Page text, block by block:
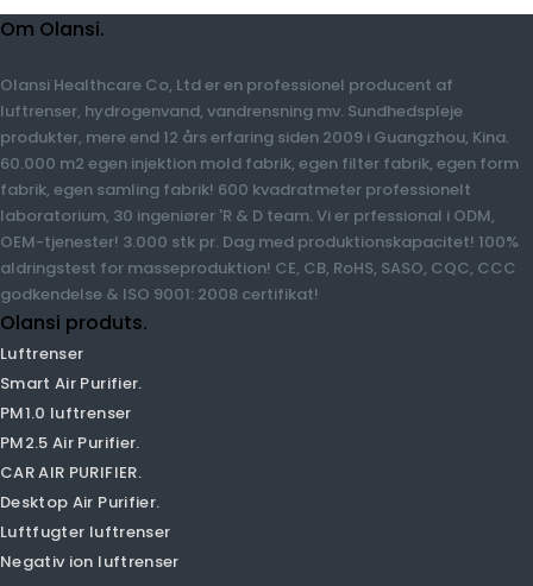
Olansi Healthcare Co, Ltd er en professionel producent af
luftrenser, hydrogenvand, vandrensning mv. Sundhedspleje
produkter, mere end 12 års erfaring siden 2009 i Guangzhou, Kina.
60.000 m2 egen injektion mold fabrik, egen filter fabrik, egen
form fabrik, egen samling fabrik! 600 kvadratmeter
professionelt laboratorium, 30 ingeniører 'R & D team. Vi er
prfessional i ODM, OEM-tjenester! 3.000 stk pr. Dag med
produktionskapacitet! 100% aldringstest for masseproduktion!
CE, CB, RoHS, SASO, CQC, CCC godkendelse & ISO 9001: 2008
certifikat!
Olansi produts.